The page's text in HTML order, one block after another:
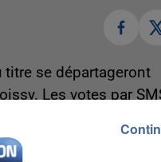
titre se départageront
Les votes par
à Miss Île-de-